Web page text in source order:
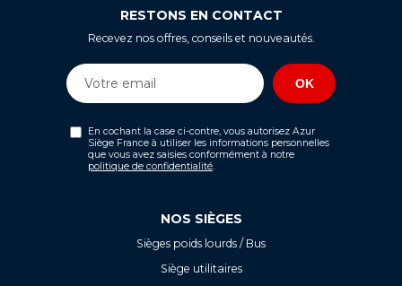
RESTONS EN CONTACT
Recevez nos offres, conseils et nouveautés.
En cochant la case ci-contre, vous autorisez Azur
Siège France à utiliser les informations personnelles
que vous avez saisies conformément à notre
politique de confidentialité.
NOS SIÈGES
Sièges poids lourds / Bus
Siège utilitaires